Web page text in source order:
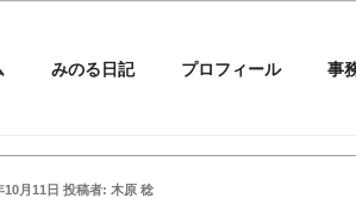
みのる日記 プロフィール 事
10月11日 投稿者: 木原 稔